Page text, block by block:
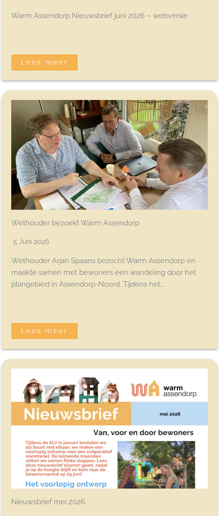
Warm Assendorp Nieuwsbrief juni 2026 – webversie
Lees meer
Wethouder bezoekt Warm Assendorp
5 Juni 2026
Wethouder Arjan Spaans bezocht Warm Assendorp en
maakte samen met bewoners een wandeling door het
plangebied in Assendorp-Noord. Tijdens het...
Lees meer
Nieuwsbrief mei 2026